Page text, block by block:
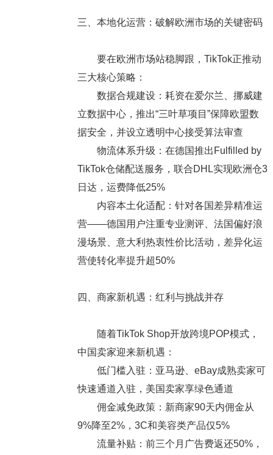
三、本地化运营：破解欧洲市场的关键密码
要在欧洲市场站稳脚跟，TikTok正推动
三大核心策略：
数据合规建设：耗资在爱尔兰、挪威建
立数据中心，推出“三叶草项目”保障欧盟数
据安全，并设立透明中心接受算法审查
物流体系升级：在德国推出Fulfilled by
TikTok仓储配送服务，联合DHL实现欧洲仓3
日达，运费降低25%
内容本土化适配：针对各国差异精准运
营——德国用户注重专业测评、法国偏好浪
漫场景、意大利热衷性价比活动，差异化运
营使转化率提升超50%
四、商家新机遇：红利与挑战并存
随着TikTok Shop开放跨境POP模式，
中国卖家迎来新机遇：
低门槛入驻：亚马逊、eBay成熟卖家可
快速通道入驻，美国卖家享绿色通道
佣金减免政策：新商家90天内佣金从
9%降至2%，3C和美容类产品仅5%
流量补贴：前三个月广告费返还50%，